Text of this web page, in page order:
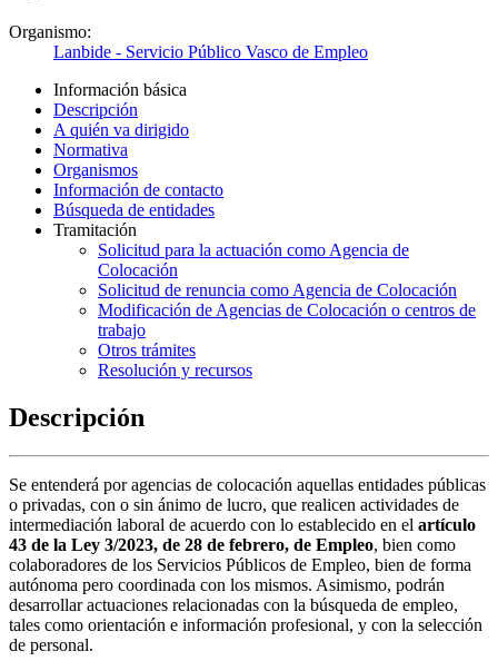
Organismo:
Lanbide - Servicio Público Vasco de Empleo
Información básica
Descripción
A quién va dirigido
Normativa
Organismos
Información de contacto
Búsqueda de entidades
Tramitación
Solicitud para la actuación como Agencia de
Colocación
Solicitud de renuncia como Agencia de Colocación
Modificación de Agencias de Colocación o centros de
trabajo
Otros trámites
Resolución y recursos
Descripción
Se entenderá por agencias de colocación aquellas entidades públicas
o privadas, con o sin ánimo de lucro, que realicen actividades de
intermediación laboral de acuerdo con lo establecido en el artículo
43 de la Ley 3/2023, de 28 de febrero, de Empleo, bien como
colaboradores de los Servicios Públicos de Empleo, bien de forma
autónoma pero coordinada con los mismos. Asimismo, podrán
desarrollar actuaciones relacionadas con la búsqueda de empleo,
tales como orientación e información profesional, y con la selección
de personal.